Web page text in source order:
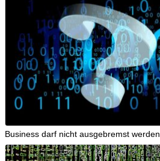
Business darf nicht ausgebremst werden